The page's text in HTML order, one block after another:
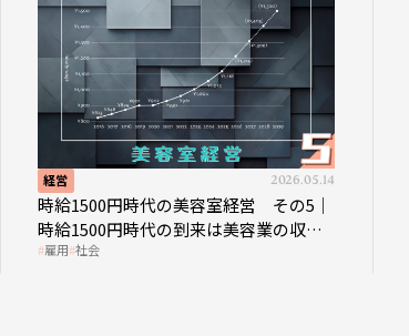
経営 2026.05.14
時給1500円時代の美容室経営 その5｜
時給1500円時代の到来は美容業の収益
構造を見直す契機
雇用 社会